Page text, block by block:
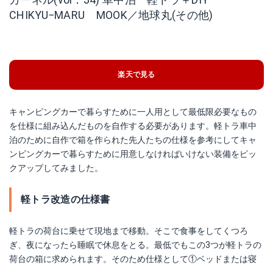
CHIKYU−MARU MOOK／地球丸(その他)
楽天で見る
キャンピングカーで暮らすために一人用として最低限必要なもの
を仕様に組み込んだものを自作する必要があります。軽トラ車中
泊のために自作で箱を作られた先人たちの仕様を参考にしてキャ
ンピングカーで暮らすために用意しなければいけない装備をピッ
クアップしてみました。
軽トラ改造の仕様書
軽トラの荷台に乗せて現地まで移動。そこで食事をしてくつろ
ぎ、夜になったら睡眠で休息をとる。最低でもこの3つが軽トラの
荷台の箱に求められます。そのため仕様として①ベッドまたは寝